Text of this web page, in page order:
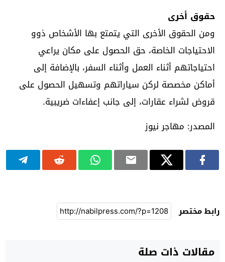
حقوق أخرى
ومن الحقوق الأخرى التي يتمتع بها الأشخاص ذوو
الاحتياجات الخاصة، حق الحصول على مكان يراعي
احتياجاتهم أثناء العمل وأثناء السفر، بالإضافة إلى
أماكن مخصصة لركن سياراتهم وتسهيل الحصول على
قروض لشراء عقارات، إلى جانب إعفاءات ضريبية.
المصدر: مهاجر نيوز
رابط مختصر
مقالات ذات صلة